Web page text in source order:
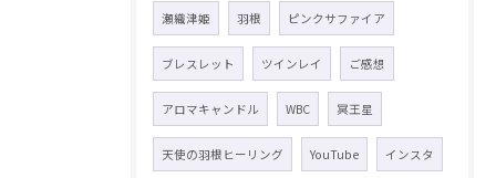
瀬織津姫 羽根 ピンクサファイア
ブレスレット ツインレイ ご感想
アロマキャンドル WBC 冥王星
天使の羽根ヒーリング YouTube インスタ